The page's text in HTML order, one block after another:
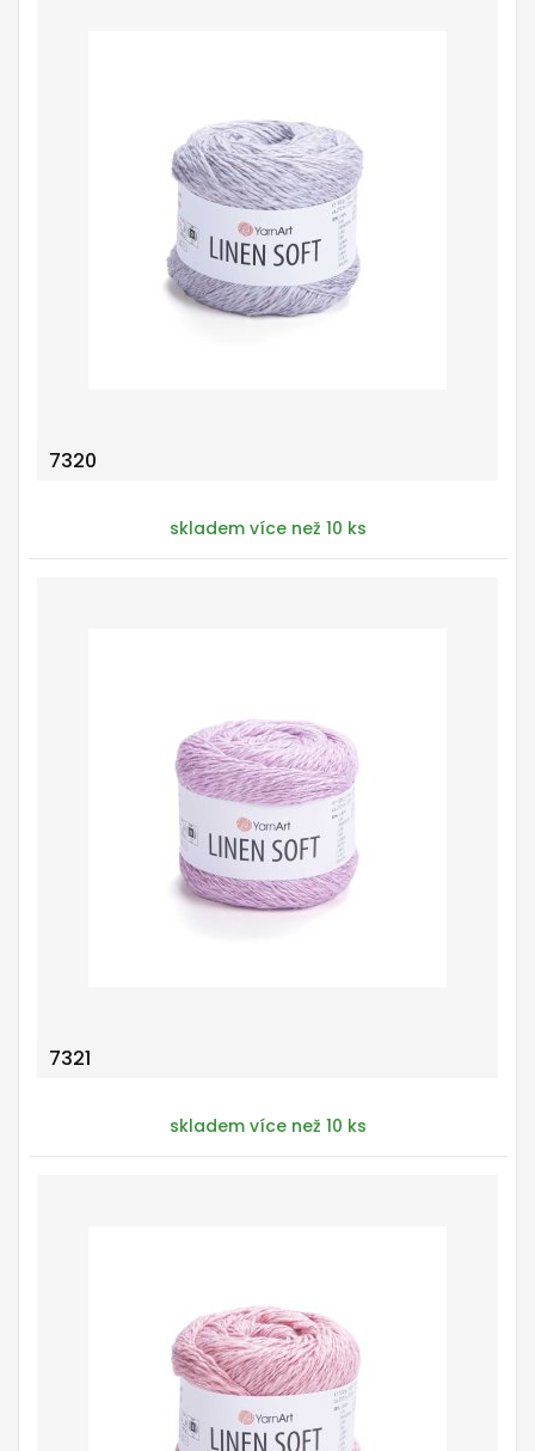
7320
skladem více než 10 ks
7321
skladem více než 10 ks